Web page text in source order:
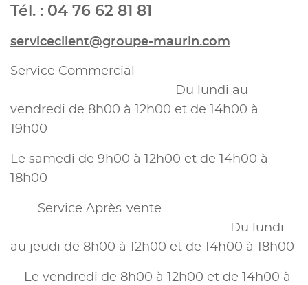
Tél. : 04 76 62 81 81
serviceclient@groupe-maurin.com
Service Commercial
Du lundi au
vendredi de 8h00 à 12h00 et de 14h00 à
19h00
Le samedi de 9h00 à 12h00 et de 14h00 à
18h00
Service Après-vente
Du lundi
au jeudi de 8h00 à 12h00 et de 14h00 à 18h00
Le vendredi de 8h00 à 12h00 et de 14h00 à